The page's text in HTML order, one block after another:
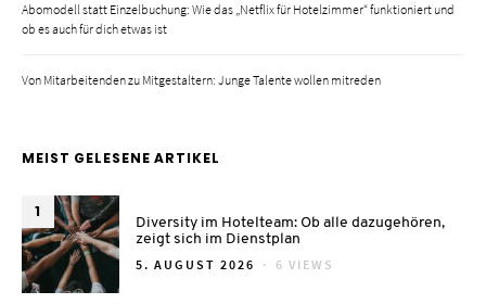
Abomodell statt Einzelbuchung: Wie das „Netflix für Hotelzimmer“ funktioniert und
ob es auch für dich etwas ist
Von Mitarbeitenden zu Mitgestaltern: Junge Talente wollen mitreden
MEIST GELESENE ARTIKEL
1
Diversity im Hotelteam: Ob alle dazugehören,
zeigt sich im Dienstplan
POSTED
5. AUGUST 2026 6 VIEWS